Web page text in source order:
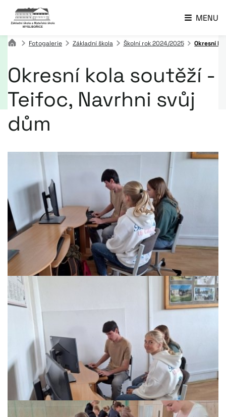
MENU
Fotogalerie Základní škola Školní rok 2024/2025 Okresní
Okresní kola soutěží -
Teifoc, Navrhni svůj
dům